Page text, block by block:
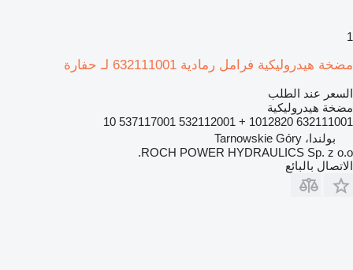
1
مضخة هيدروليكية فرامل رمادية 632111001 لـ حفارة
السعر عند الطلب
مضخة هيدروليكية
632111001 1012820 + 532112001 537117001 10
بولندا، Tarnowskie Góry
ROCH POWER HYDRAULICS Sp. z o.o.
الاتصال بالبائع